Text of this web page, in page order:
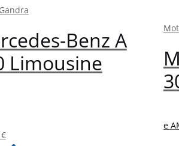
Benz A
Limousine
e